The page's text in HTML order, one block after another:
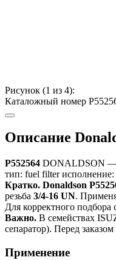
Рисунок (1 из 4):
Каталожный номер
Описание
P552564 DONALDSON —
тип: fuel filter исполнение:
Кратко. Donaldson
резьба 3/4-16 UN.
Для корректного подбора
Важно. В семействах
сепаратор). Перед
Применение